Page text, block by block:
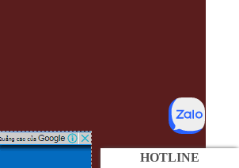
HOTLINE